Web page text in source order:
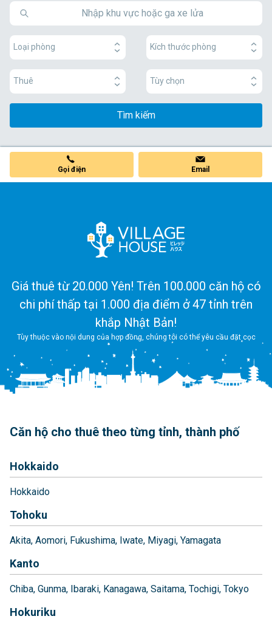
Loại phòng Kích thước phòng
Thuê Tùy chọn
Tìm kiếm
Gọi điện Email
Giá thuê từ 20.000 Yên! Trên 100.000 căn hộ có
chi phí thấp tại 1.000 địa điểm ở 47 tỉnh trên
khắp Nhật Bản!
Tùy thuộc vào nội dung của hợp đồng, chúng tôi có thể yêu cầu đặt cọc
Căn hộ cho thuê theo từng tỉnh, thành phố
Hokkaido
Hokkaido
Tohoku
Akita Aomori Fukushima Iwate Miyagi Yamagata
Kanto
Chiba Gunma Ibaraki Kanagawa Saitama Tochigi Tokyo
Hokuriku